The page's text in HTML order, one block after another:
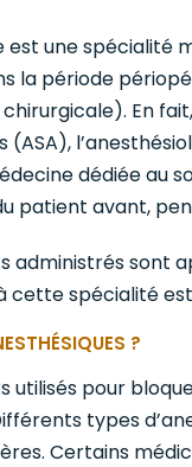
est une spécialité
la période
En
(ASA),
dédiée au
patient avant,
administrés sont
cette spécialité
?
utilisés pour
types
Certains